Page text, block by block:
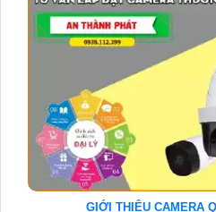
GIỚI THIỆU CAMERA